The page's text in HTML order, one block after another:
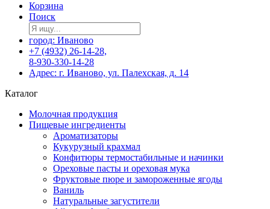
Корзина
Поиск
город: Иваново
+7 (4932) 26-14-28,
8-930-330-14-28
Адрес: г. Иваново, ул. Палехская, д. 14
Каталог
Молочная продукция
Пищевые ингредиенты
Ароматизаторы
Кукурузный крахмал
Конфитюры термостабильные и начинки
Ореховые пасты и ореховая мука
Фруктовые пюре и замороженные ягоды
Ваниль
Натуральные загустители